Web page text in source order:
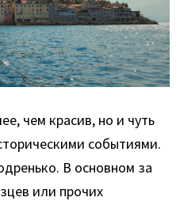
чем красив, но и чуть
событиями.
В основном за
или прочих